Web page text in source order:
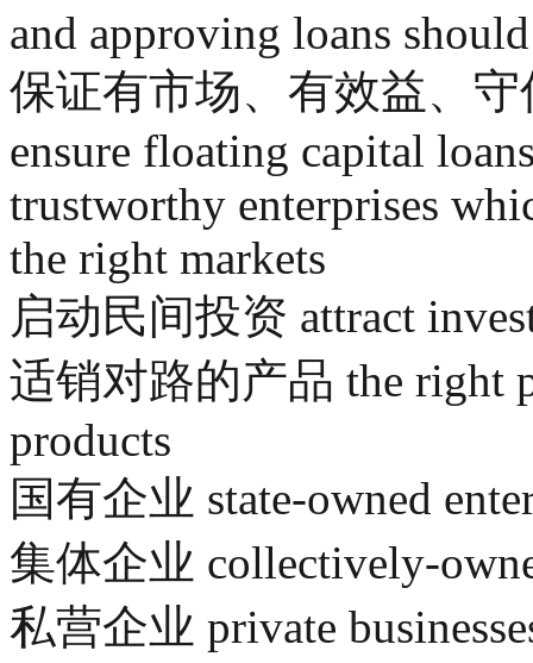
and approving loans
保证有市场、有效益、
ensure floating capital
trustworthy enterprises
the right markets
启动民间投资 attract
适销对路的产品 the right
products
国有企业 state-owned
集体企业 collectively-
私营企业 private